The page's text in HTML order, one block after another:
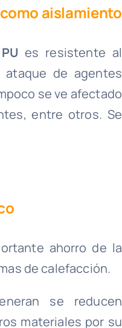
aislamiento
PU es resistente al
de agentes
se ve afectado
entre otros. Se
ahorro de la
de calefacción.
se reducen
materiales por su